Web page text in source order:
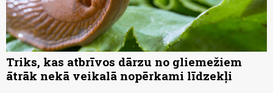
Triks, kas atbrīvos dārzu no gliemežiem
ātrāk nekā veikalā nopērkami līdzekļi